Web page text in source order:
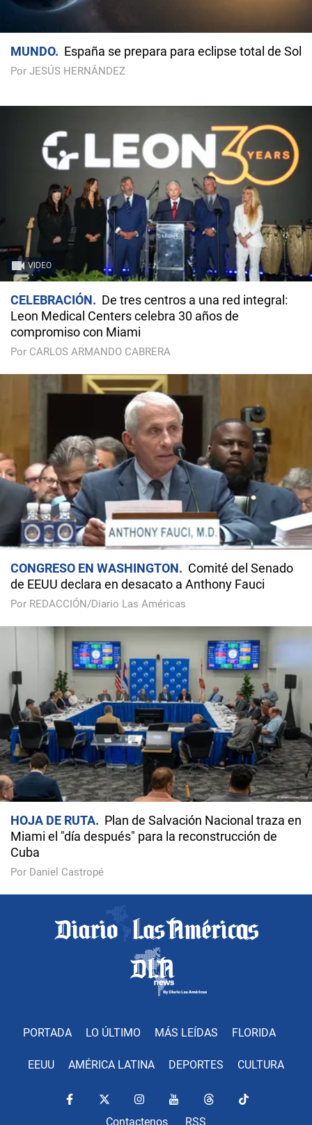
MUNDO España se prepara para eclipse total de Sol
Por JESÚS HERNÁNDEZ
VIDEO
CELEBRACIÓN
De tres centros a una red integral:
Leon Medical Centers celebra 30 años de
compromiso con Miami
Por CARLOS ARMANDO CABRERA
CONGRESO EN WASHINGTON
Comité del Senado
de EEUU declara en desacato a Anthony Fauci
Por REDACCIÓN/Diario Las Américas
HOJA DE RUTA
Plan de Salvación Nacional traza en
Miami el "día después" para la reconstrucción de
Cuba
Por Daniel Castropé
PORTADA LO ÚLTIMO MÁS LEÍDAS FLORIDA
EEUU AMÉRICA LATINA DEPORTES CULTURA
Contactenos RSS